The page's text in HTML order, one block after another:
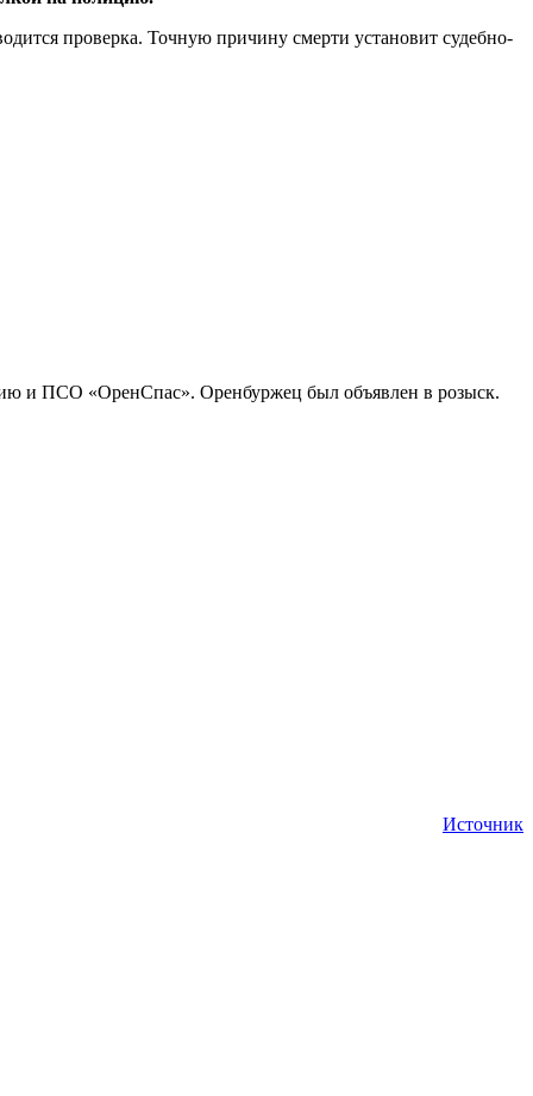
проверка. Точную причину смерти установит судебно-
и ПСО «ОренСпас». Оренбуржец был объявлен в розыск.
Источник